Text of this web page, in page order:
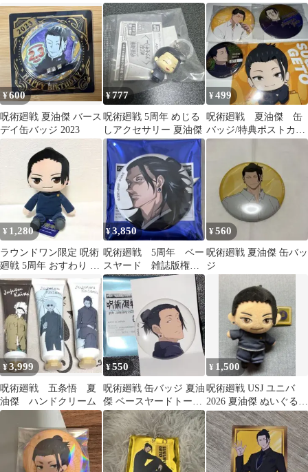
ラマアクリルスタンド
枚セット 特典
¥600
呪術廻戦 夏油傑 バース
デイ缶バッジ 2023
¥777
呪術廻戦 5周年 めじる
しアクセサリー 夏油傑
¥499
呪術廻戦 夏油傑 缶
バッジ/特典ポストカー
ド
¥ 1,280
ラウンドワン限定 呪術
廻戦 5周年 おすわり M
ぬいぐるみ 夏油傑
¥3,850
呪術廻戦 5周年 ベー
スヤード 雑誌版権
缶バッジ 夏油傑
¥560
呪術廻戦 夏油傑 缶バッ
ジ
¥3,999
呪術廻戦 五条悟 夏
油傑 ハンドクリーム
¥550
呪術廻戦 缶バッジ 夏油
傑 ベースヤードトーキ
ョー 5周年 雑誌版権 Ca
夏油
¥ 1,500
呪術廻戦 USJ ユニバ
2026 夏油傑 ぬいぐるみ
キーチェーン